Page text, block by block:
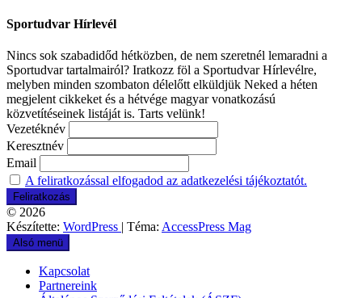
Sportudvar Hírlevél
Nincs sok szabadidőd hétközben, de nem szeretnél lemaradni a
Sportudvar tartalmairól? Iratkozz föl a Sportudvar Hírlevélre,
melyben minden szombaton délelőtt elküldjük Neked a héten
megjelent cikkeket és a hétvége magyar vonatkozású
közvetítéseinek listáját is. Tarts velünk!
Vezetéknév
Keresztnév
Email
A feliratkozással elfogadod az adatkezelési tájékoztatót.
© 2026
Készítette: WordPress | Téma: AccessPress Mag
Alsó menü
Kapcsolat
Partnereink